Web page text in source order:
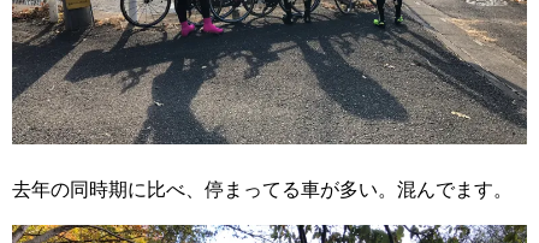
去年の同時期に比べ、停まってる車が多い。混んでます。